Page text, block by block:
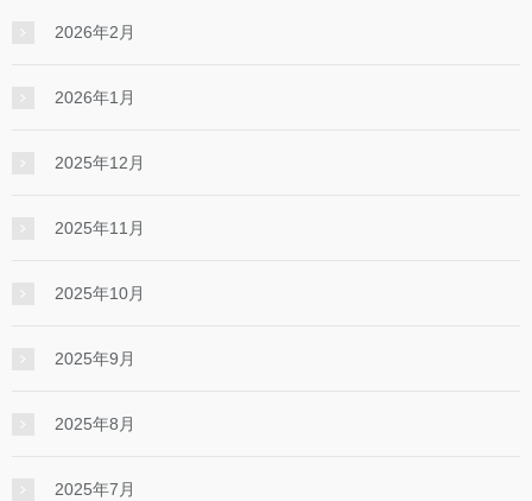
2026年2月
2026年1月
2025年12月
2025年11月
2025年10月
2025年9月
2025年8月
2025年7月